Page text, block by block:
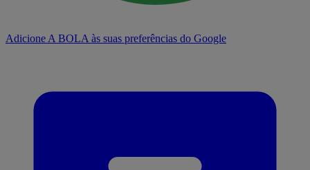
Adicione A BOLA às suas preferências do Google